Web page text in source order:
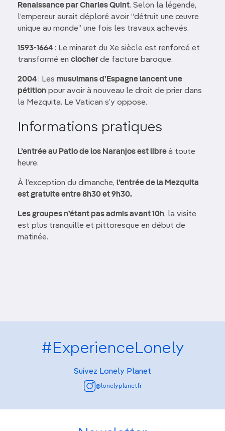
Renaissance par Charles Quint. Selon la légende,
l’empereur aurait déploré avoir “détruit une œuvre
unique au monde” une fois les travaux achevés.
1593-1664 : Le minaret du Xe siècle est renforcé et
transformé en clocherde facture baroque.
2004: Les musulmans d’Espagne lancent une
pétition pour avoir à nouveau le droit de prier dans
la Mezquita. Le Vatican s’y oppose.
Informations pratiques
L’entrée au Patio de los Naranjos est libreà toute
heure.
À l’exception du dimanche, l’entrée de la Mezquita
est gratuite entre 8h30 et 9h30.
Les groupes n’étant pas admis avant 10h, la visite
est plus tranquille et pittoresque en début de
matinée.
#ExperienceLonely
Suivez Lonely Planet
@lonelyplanetfr